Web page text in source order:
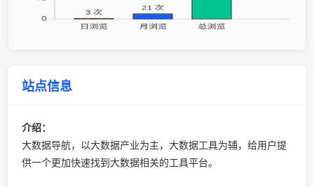
站点信息
介绍：
大数据导航，以大数据产业为主，大数据工具为辅，给用户提
供一个更加快速找到大数据相关的工具平台。